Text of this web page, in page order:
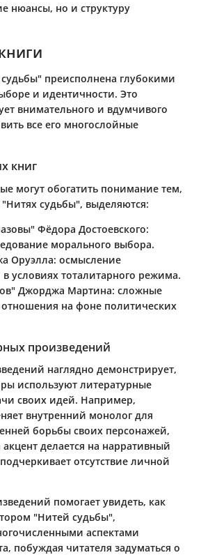
нюансы, но и структуру
преисполнена глубокими
и идентичности. Это
внимательного и вдумчивого
все его многослойные
книг
могут обогатить понимание тем,
судьбы", выделяются:
Фёдора Достоевского:
морального выбора.
Оруэлла: осмысление
условиях тоталитарного режима.
Джорджа Мартина: сложные
отношения на фоне политических
произведений
наглядно демонстрирует,
используют литературные
своих идей. Например,
внутренний монолог для
борьбы своих персонажей,
акцент делается на нарративный
отсутствие личной
помогает увидеть, как
"Нитей судьбы",
аспектами
побуждая читателя задуматься о